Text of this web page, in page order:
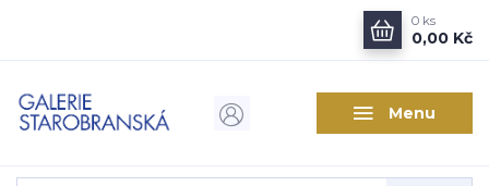
Menu
0 ks
0,00 Kč